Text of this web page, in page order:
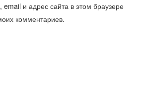
и адрес сайта в этом браузере
комментариев.